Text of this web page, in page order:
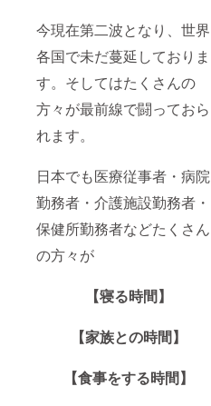
今現在第二波となり、世界
各国で未だ蔓延しておりま
す。そしてはたくさんの
方々が最前線で闘っておら
れます。
日本でも医療従事者・病院
勤務者・介護施設勤務者・
保健所勤務者などたくさん
の方々が
【寝る時間】
【家族との時間】
【食事をする時間】